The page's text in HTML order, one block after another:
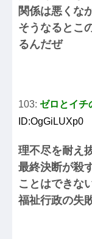
関係は悪くな
そうなるとこ
るんだぜ
103: ゼロとイチ
ID:OgGiLUXp0
理不尽を耐え
最終決断が殺
ことはできな
福祉行政の失